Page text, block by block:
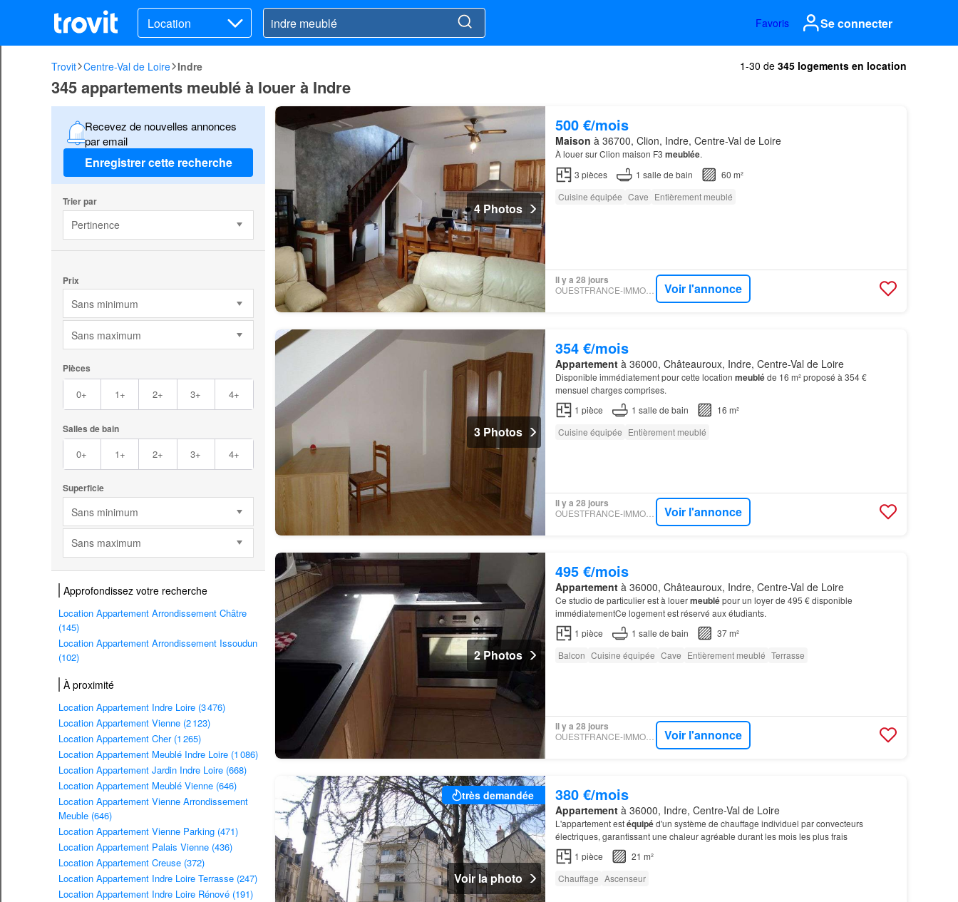
Location Favoris Se connecter
Trovit Centre-Val de Loire Indre 1-30 de 345 logements en location
345 appartements meublé à louer à Indre
Recevez de nouvelles annonces
par email
Enregistrer cette recherche
Trier par
Pertinence
Prix
Sans minimum
Sans maximum
Pièces
0+ 1+ 2+ 3+ 4+
Salles de bain
0+ 1+ 2+ 3+ 4+
Superficie
Sans minimum
Sans maximum
Approfondissez votre recherche
Location Appartement Arrondissement Châtre
(145)
Location Appartement Arrondissement Issoudun
(102)
À proximité
Location Appartement Indre Loire (3 476)
Location Appartement Vienne (2 123)
Location Appartement Cher (1 265)
Location Appartement Meublé Indre Loire (1 086)
Location Appartement Jardin Indre Loire (668)
Location Appartement Meublé Vienne (646)
Location Appartement Vienne Arrondissement
Meuble (646)
Location Appartement Vienne Parking (471)
Location Appartement Palais Vienne (436)
Location Appartement Creuse (372)
Location Appartement Indre Loire Terrasse (247)
Location Appartement Indre Loire Rénové (191)
4 Photos
500 €/mois
Maison à 36700, Clion, Indre, Centre-Val de Loire
À louer sur Clion maison F3 meublée.
3 pièces 1 salle de bain
60 m²
Cuisine équipée Cave Entièrement meublé
Il y a 28 jours
OUESTFRANCE-IMMO - GOBOCOM Voir l'annonce
3 Photos
354 €/mois
Appartementà 36000, Châteauroux, Indre, Centre-Val de Loire
Disponible immédiatement pour cette location meubléde 16 m² proposé à 354 €
mensuel charges comprises.
1 pièce 1 salle de bain
16 m²
Cuisine équipée Entièrement meublé
Il y a 28 jours
OUESTFRANCE-IMMO - GOBOCOM Voir l'annonce
2 Photos
495 €/mois
Appartementà 36000, Châteauroux, Indre, Centre-Val de Loire
Ce studio de particulier est à louermeublépour un loyer de 495 € disponible
immédiatementCe logement est réservé aux étudiants.
1 pièce 1 salle de bain
37 m²
Balcon Cuisine équipée Cave Entièrement meublé Terrasse
Il y a 28 jours
OUESTFRANCE-IMMO - GOBOCOM Voir l'annonce
très demandée
Voir la photo
380 €/mois
Appartementà 36000, Indre, Centre-Val de Loire
L'appartement estéquipéd'un système de chauffage individuel par convecteurs
électriques, garantissant une chaleur agréable durant les mois les plus frais
1 pièce
21 m²
Chauffage Ascenseur